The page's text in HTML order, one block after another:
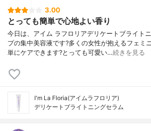
3.00
とっても簡単で心地よい香り
今日は、アイム ラフロリアデリケートブライト
プの集中美容液です?多くの女性が抱えるフェミ
単にケアできます?とっても可愛い…続きを見る
I'm La Floria(アイムラフロリア)
デリケートブライトニングセラム